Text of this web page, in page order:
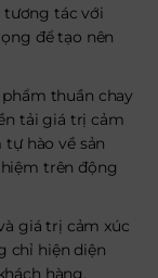
tác với
để tạo nên
thuần chay
tải giá trị cảm
hào về sản
trên động
giá trị cảm xúc
chỉ hiện diện
hàng.